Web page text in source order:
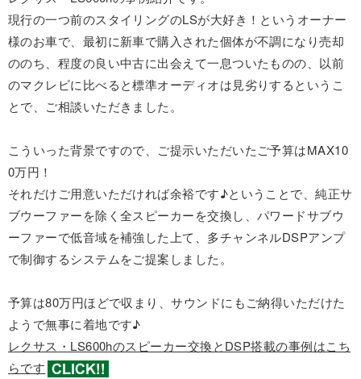
現行の一つ前のスタイリングのLSが大好き！というオーナー
様のお車で、最初に新車で購入された個体が不調になり売却
ののち、程度の良い中古に出会えて一息ついたものの、以前
のマクレビに比べると標準オーディオは見劣りするというこ
とで、ご相談いただきました。
こういった背景ですので、ご提示いただいたご予算はMAX10
0万円！
それだけご用意いただければ余裕です♪ということで、純正サ
ブウーファーを除く全スピーカーを交換し、パワードサブウ
ーファーで低音域を補強した上て、多チャンネルDSPアンプ
で制御するシステムをご提案しました。
予算は80万円ほどで収まり、サウンドにもご納得いただけた
ようで無事に着地です♪
レクサス・LS600hのスピーカー交換とDSP搭載の事例はこち
らです